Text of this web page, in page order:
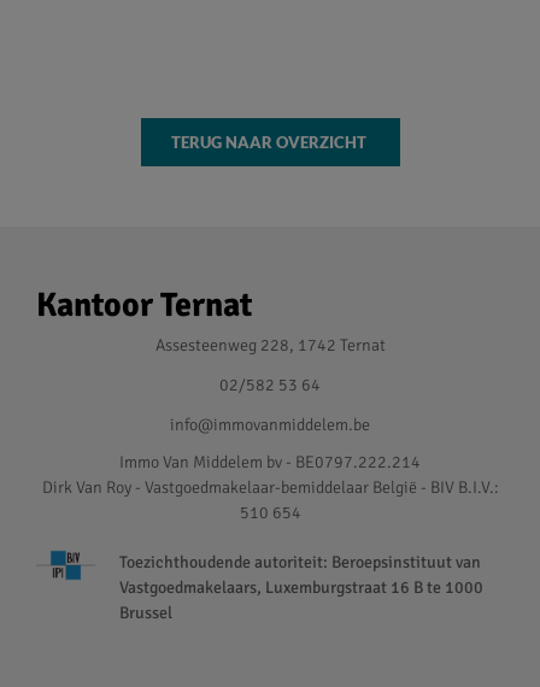
TERUG NAAR OVERZICHT
Kantoor Ternat
Assesteenweg 228, 1742 Ternat
02/582 53 64
info@immovanmiddelem.be
Immo Van Middelem bv - BE0797.222.214
Dirk Van Roy - Vastgoedmakelaar-bemiddelaar België - BIV B.I.V.:
510 654
Toezichthoudende autoriteit: Beroepsinstituut van
Vastgoedmakelaars, Luxemburgstraat 16 B te 1000
Brussel